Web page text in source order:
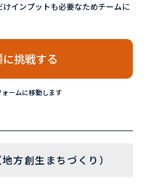
インプットも必要なためチームに
挑戦する
ームに移動します
方創生まちづくり）